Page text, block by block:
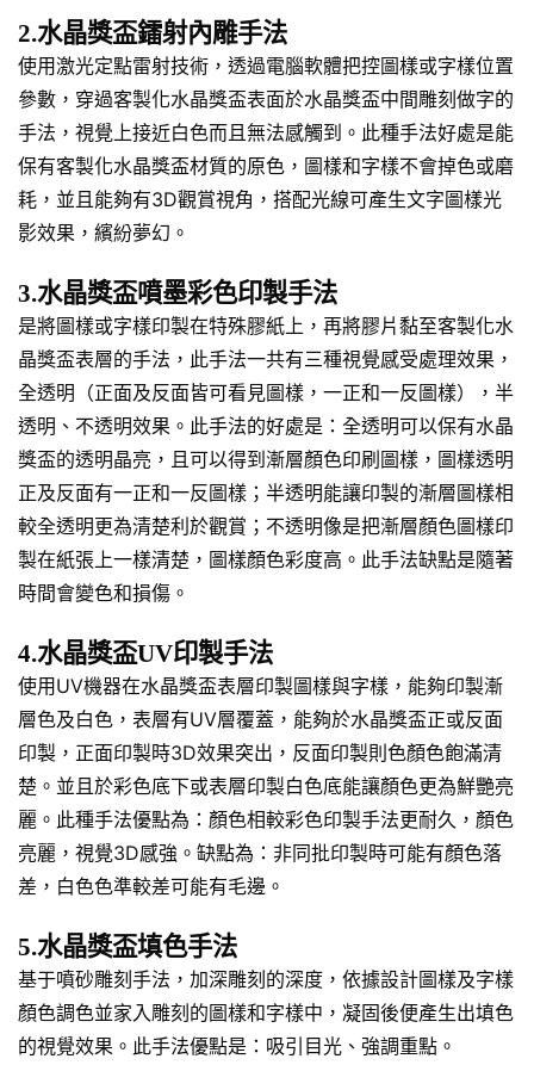
2.水晶獎盃鐳射內雕手法
使用激光定點雷射技術，透過電腦軟體把控圖樣或字樣位置
參數，穿過客製化水晶獎盃表面於水晶獎盃中間雕刻做字的
手法，視覺上接近白色而且無法感觸到。此種手法好處是能
保有客製化水晶獎盃材質的原色，圖樣和字樣不會掉色或磨
耗，並且能夠有3D觀賞視角，搭配光線可產生文字圖樣光
影效果，繽紛夢幻。
3.水晶獎盃噴墨彩色印製手法
是將圖樣或字樣印製在特殊膠紙上，再將膠片黏至客製化水
晶獎盃表層的手法，此手法一共有三種視覺感受處理效果，
全透明（正面及反面皆可看見圖樣，一正和一反圖樣），半
透明、不透明效果。此手法的好處是：全透明可以保有水晶
獎盃的透明晶亮，且可以得到漸層顏色印刷圖樣，圖樣透明
正及反面有一正和一反圖樣；半透明能讓印製的漸層圖樣相
較全透明更為清楚利於觀賞；不透明像是把漸層顏色圖樣印
製在紙張上一樣清楚，圖樣顏色彩度高。此手法缺點是隨著
時間會變色和損傷。
4.水晶獎盃UV印製手法
使用UV機器在水晶獎盃表層印製圖樣與字樣，能夠印製漸
層色及白色，表層有UV層覆蓋，能夠於水晶獎盃正或反面
印製，正面印製時3D效果突出，反面印製則色顏色飽滿清
楚。並且於彩色底下或表層印製白色底能讓顏色更為鮮艷亮
麗。此種手法優點為：顏色相較彩色印製手法更耐久，顏色
亮麗，視覺3D感強。缺點為：非同批印製時可能有顏色落
差，白色色準較差可能有毛邊。
5.水晶獎盃填色手法
基于噴砂雕刻手法，加深雕刻的深度，依據設計圖樣及字樣
顏色調色並家入雕刻的圖樣和字樣中，凝固後便產生出填色
的視覺效果。此手法優點是：吸引目光、強調重點。